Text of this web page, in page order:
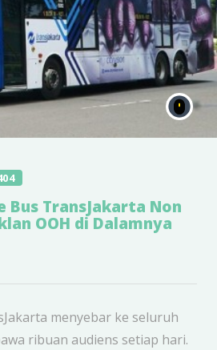
Bus TransJakarta Non
OOH di Dalamnya
menyebar ke seluruh
ribuan audiens setiap hari.